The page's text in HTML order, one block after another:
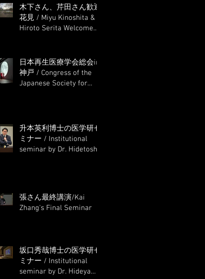
木下さん、芹田さん歓迎
花見 / Miyu Kinoshita &
Hiroto Serita Welcome
日本再生医療学会総会in
神戸 / Congress of the
Japanese Society for
升本英利博士の医学研セ
ミナー / Institutional
seminar by Dr. Hidetoshi
張さん最終講演/Kai
Zhang's Final Seminar
坂口秀哉博士の医学研セ
ミナー / Institutional
seminar by Dr. Hideya